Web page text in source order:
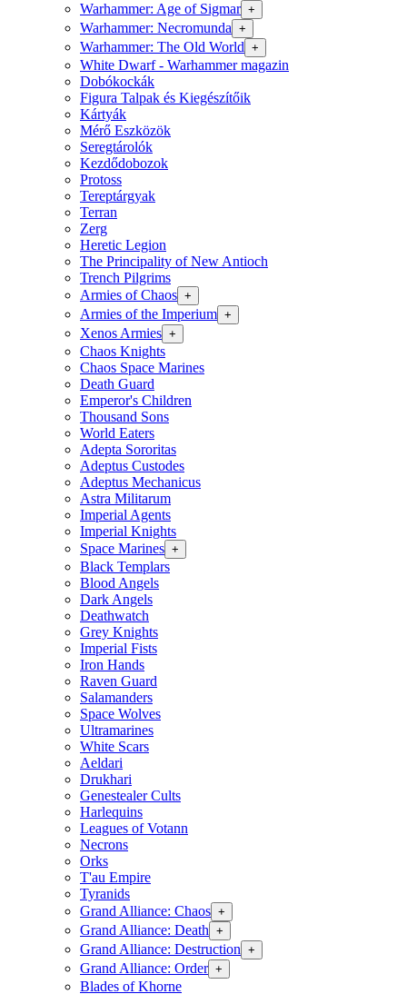
Warhammer: Age of Sigmar +
Warhammer: Necromunda +
Warhammer: The Old World +
White Dwarf - Warhammer magazin
Dobókockák
Figura Talpak és Kiegészítőik
Kártyák
Mérő Eszközök
Seregtárolók
Kezdődobozok
Protoss
Tereptárgyak
Terran
Zerg
Heretic Legion
The Principality of New Antioch
Trench Pilgrims
Armies of Chaos +
Armies of the Imperium +
Xenos Armies +
Chaos Knights
Chaos Space Marines
Death Guard
Emperor's Children
Thousand Sons
World Eaters
Adepta Sororitas
Adeptus Custodes
Adeptus Mechanicus
Astra Militarum
Imperial Agents
Imperial Knights
Space Marines +
Black Templars
Blood Angels
Dark Angels
Deathwatch
Grey Knights
Imperial Fists
Iron Hands
Raven Guard
Salamanders
Space Wolves
Ultramarines
White Scars
Aeldari
Drukhari
Genestealer Cults
Harlequins
Leagues of Votann
Necrons
Orks
T'au Empire
Tyranids
Grand Alliance: Chaos +
Grand Alliance: Death +
Grand Alliance: Destruction +
Grand Alliance: Order +
Blades of Khorne